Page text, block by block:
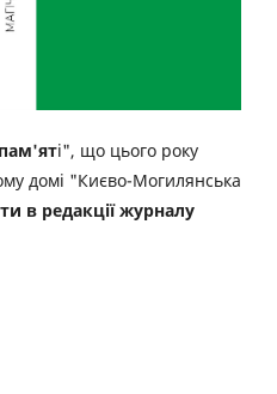
і", що цього року
домі "Києво-Могилянська
в редакції журналу